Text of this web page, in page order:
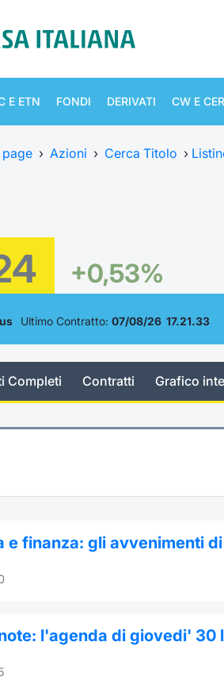
E ETN FONDI DERIVATI CW E
page › Azioni › Cerca Titolo ›
+0,53%
Ultimo Contratto: 07/08/26 17.21.33
Completi Contratti Grafico
e finanza: gli avvenimenti
l'agenda di giovedi' 30